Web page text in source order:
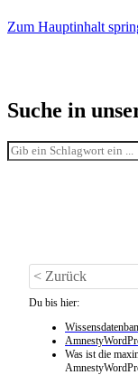
Zum Hauptinhalt
Suche in
< Zurück
Du bis hier:
Was ist die